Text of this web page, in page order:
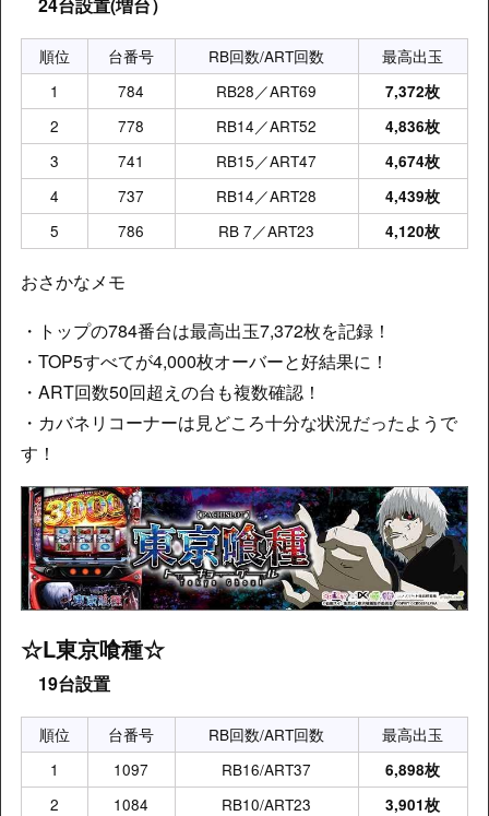
順位 台番号 RB回数/ART回数
最高出玉
1
784 RB28／ART69 7,372枚
2 778 RB14／ART52 4,836枚
3 741 RB15／ART47 4,674枚
4 737 RB14／ART28 4,439枚
5 786 RB 7／ART23 4,120枚
おさかなメモ
・トップの784番台は最高出玉7,372枚を記録！
・TOP5すべてが4,000枚オーバーと好結果に！
・ART回数50回超えの台も複数確認！
・カバネリコーナーは見どころ十分な状況だったようで
す！
☆L東京喰種☆
19台設置
順位 台番号 RB回数/ART回数
最高出玉
1
1097 RB16/ART37 6,898枚
2 1084 RB10/ART23 3,901枚